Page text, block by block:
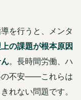
を行うと、メンタ
の課題が根本原因
。長時間労働、ハ
の不安——これらは
れない問題です。